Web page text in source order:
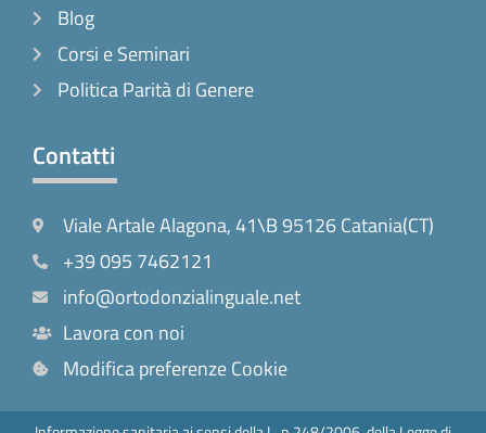
Blog
Corsi e Seminari
Politica Parità di Genere
Contatti
Viale Artale Alagona, 41\B 95126 Catania(CT)
+39 095 7462121
info@ortodonzialinguale.net
Lavora con noi
Modifica preferenze Cookie